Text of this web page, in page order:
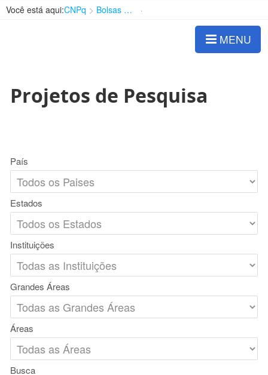
Você está aqui:CNPq Bolsas e Auxílios Vigentes
MENU
Projetos de Pesquisa
País
Estados
Instituições
Grandes Áreas
Áreas
Busca